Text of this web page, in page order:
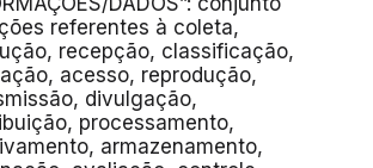
referentes à coleta,
recepção, classificação,
acesso, reprodução,
divulgação,
processamento,
armazenamento,